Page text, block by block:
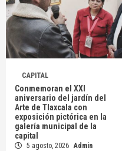
CAPITAL
Conmemoran el XXI
aniversario del jardín del
Arte de Tlaxcala con
exposición pictórica en la
galería municipal de la
capital
5 agosto, 2026 Admin